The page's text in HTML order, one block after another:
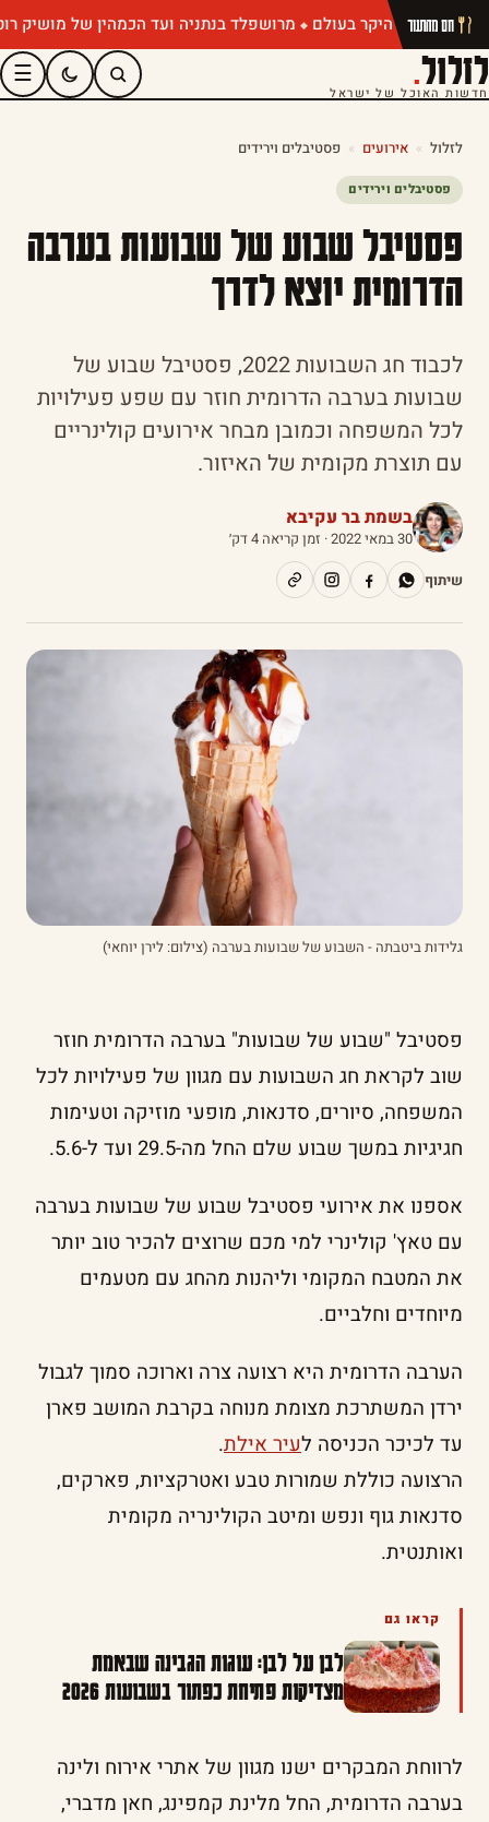
מרושפלד בנתניה ועד הכמהין של מושיק רוט: חם מהתנור
לזלול.
חדשות האוכל של ישראל
☰
לזלול » אירועים » פסטיבלים וירידים
פסטיבלים וירידים
פסטיבל שבוע של שבועות בערבה
הדרומית יוצא לדרך
לכבוד חג השבועות 2022, פסטיבל שבוע של
שבועות בערבה הדרומית חוזר עם שפע פעילויות
לכל המשפחה וכמובן מבחר אירועים קולינריים
עם תוצרת מקומית של האיזור.
בשמת בר עקיבא
30 במאי 2022
· זמן קריאה 4 דק׳
שיתוף
גלידות ביטבתה - השבוע של שבועות בערבה (צילום: לירן יוחאי)
פסטיבל "שבוע של שבועות" בערבה הדרומית חוזר
שוב לקראת חג השבועות עם מגוון של פעילויות לכל
המשפחה, סיורים, סדנאות, מופעי מוזיקה וטעימות
חגיגיות במשך שבוע שלם החל מה-29.5 ועד ל-5.6.
אספנו את אירועי פסטיבל שבוע של שבועות בערבה
עם טאץ' קולינרי למי מכם שרוצים להכיר טוב יותר
את המטבח המקומי וליהנות מהחג עם מטעמים
מיוחדים וחלביים.
הערבה הדרומית היא רצועה צרה וארוכה סמוך לגבול
ירדן המשתרכת מצומת מנוחה בקרבת המושב פארן
עד לכיכר הכניסה לעיר אילת.
הרצועה כוללת שמורות טבע ואטרקציות, פארקים,
סדנאות גוף ונפש ומיטב הקולינריה מקומית
ואותנטית.
קראו גם
לבן על לבן: עוגות הגבינה שבאמת
מצדיקות פתיחת כפתור בשבועות 2026
לרווחת המבקרים ישנו מגוון של אתרי אירוח ולינה
בערבה הדרומית, החל מלינת קמפינג, חאן מדברי,